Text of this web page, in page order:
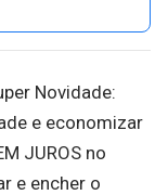
Novidade:
e economizar
JUROS no
e encher o